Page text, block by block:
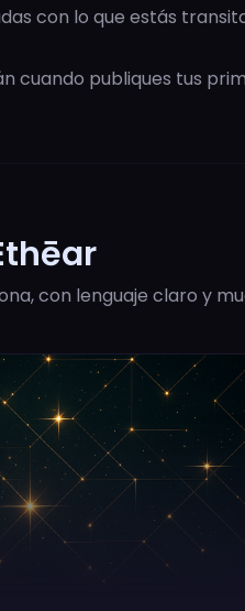
con lo que estás
cuando publiques tus
con lenguaje claro y